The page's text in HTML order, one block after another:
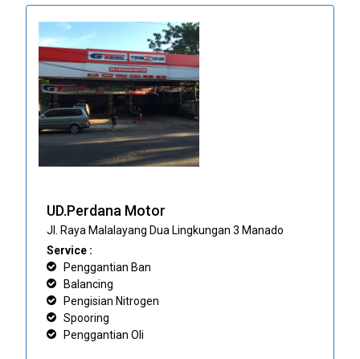
UD.Perdana Motor
Jl. Raya Malalayang Dua Lingkungan 3 Manado
Service :
Penggantian Ban
Balancing
Pengisian Nitrogen
Spooring
Penggantian Oli